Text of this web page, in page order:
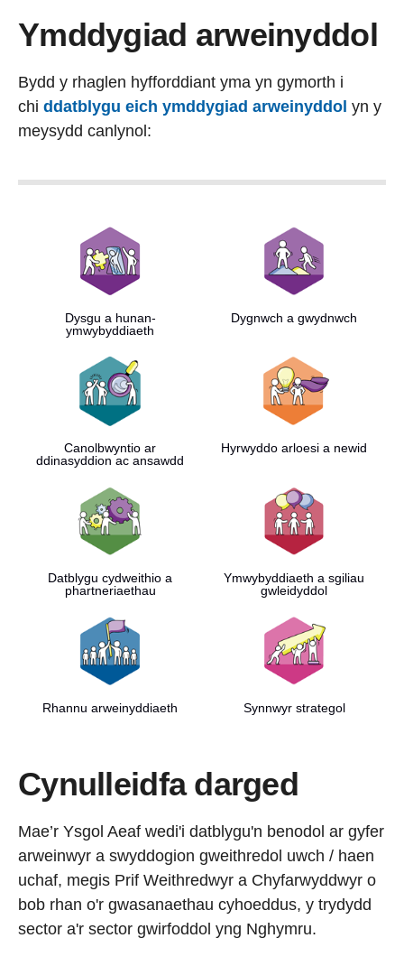
Ymddygiad arweinyddol
Bydd y rhaglen hyfforddiant yma yn gymorth i
chi ddatblygu eich ymddygiad arweinyddol yn y
meysydd canlynol:
Dysgu a hunan-
ymwybyddiaeth
Dygnwch a gwydnwch
Canolbwyntio ar
ddinasyddion ac ansawdd
Hyrwyddo arloesi a newid
Datblygu cydweithio a
phartneriaethau
Ymwybyddiaeth a sgiliau
gwleidyddol
Rhannu arweinyddiaeth Synnwyr strategol
Cynulleidfa darged
Mae’r Ysgol Aeaf wedi'i datblygu'n benodol ar gyfer
arweinwyr a swyddogion gweithredol uwch / haen
uchaf, megis Prif Weithredwyr a Chyfarwyddwyr o
bob rhan o'r gwasanaethau cyhoeddus, y trydydd
sector a'r sector gwirfoddol yng Nghymru.